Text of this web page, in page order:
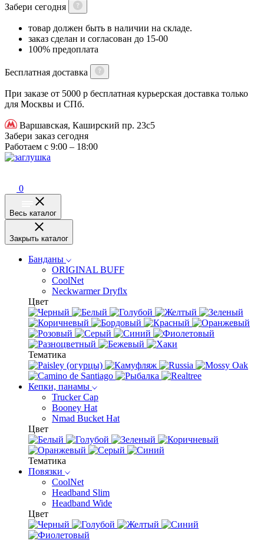
Забери сегодня
товар должен быть в наличии на складе.
заказ сделан и согласован до 15-00
100% предоплата
Бесплатная доставка
При заказе от 5000 р бесплатная курьерская доставка только
для Москвы и СПб.
Варшавская, Каширский пр. 23с5
Забери заказ сегодня
Работаем с 9:00 – 18:00
0
Весь каталог
Закрыть каталог
Банданы
ORIGINAL BUFF
CoolNet
Neckwarmer Dryflx
Цвет
Тематика
Кепки, панамы
Trucker Cap
Booney Hat
Nmad Bucket Hat
Цвет
Тематика
Повязки
CoolNet
Headband Slim
Headband Wide
Цвет